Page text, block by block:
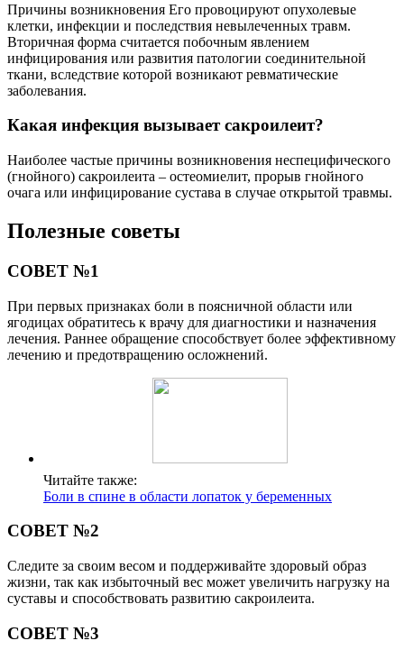
Причины возникновения Его провоцируют опухолевые
клетки, инфекции и последствия невылеченных травм.
Вторичная форма считается побочным явлением
инфицирования или развития патологии соединительной
ткани, вследствие которой возникают ревматические
заболевания.
Какая инфекция вызывает сакроилеит?
Наиболее частые причины возникновения неспецифического
(гнойного) сакроилеита – остеомиелит, прорыв гнойного
очага или инфицирование сустава в случае открытой травмы.
Полезные советы
СОВЕТ №1
При первых признаках боли в поясничной области или
ягодицах обратитесь к врачу для диагностики и назначения
лечения. Раннее обращение способствует более эффективному
лечению и предотвращению осложнений.
Читайте также:
Боли в спине в области лопаток у беременных
СОВЕТ №2
Следите за своим весом и поддерживайте здоровый образ
жизни, так как избыточный вес может увеличить нагрузку на
суставы и способствовать развитию сакроилеита.
СОВЕТ №3